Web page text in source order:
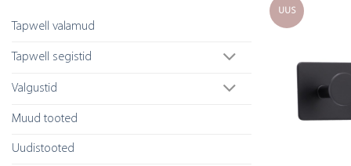
Tapwell valamud
Tapwell segistid
Valgustid
Muud tooted
Uudistooted
UUS